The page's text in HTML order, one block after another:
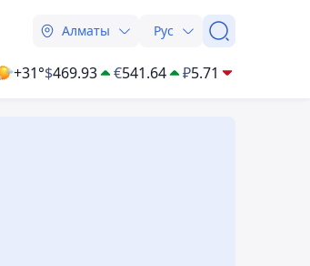
Алматы Рус
+31°$469.93 €541.64 ₽5.71